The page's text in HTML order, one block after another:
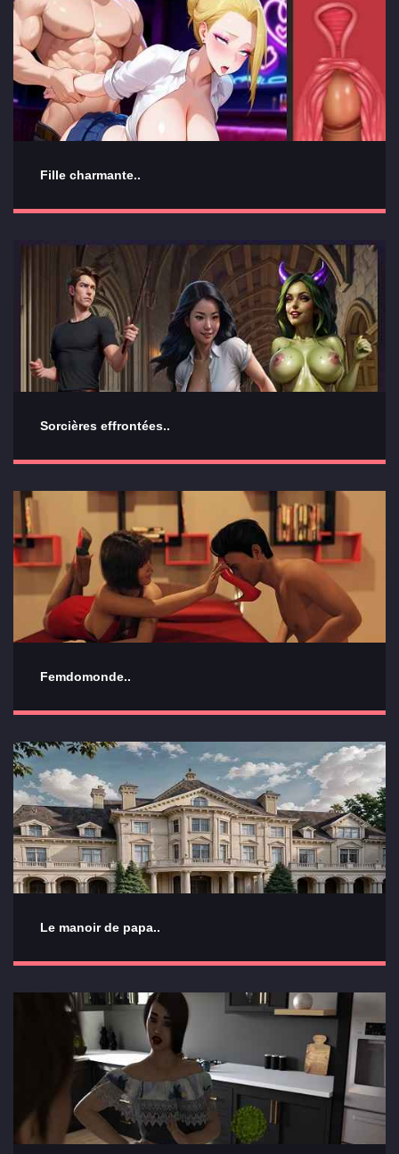
Fille charmante..
Sorcières effrontées..
Femdomonde..
Le manoir de papa..